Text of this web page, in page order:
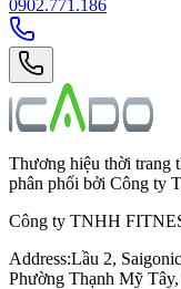
0902.771.186
Thương hiệu thời trang
phân phối bởi Công ty
Công ty TNHH
Address:Lầu 2,
Phường Thạnh Mỹ